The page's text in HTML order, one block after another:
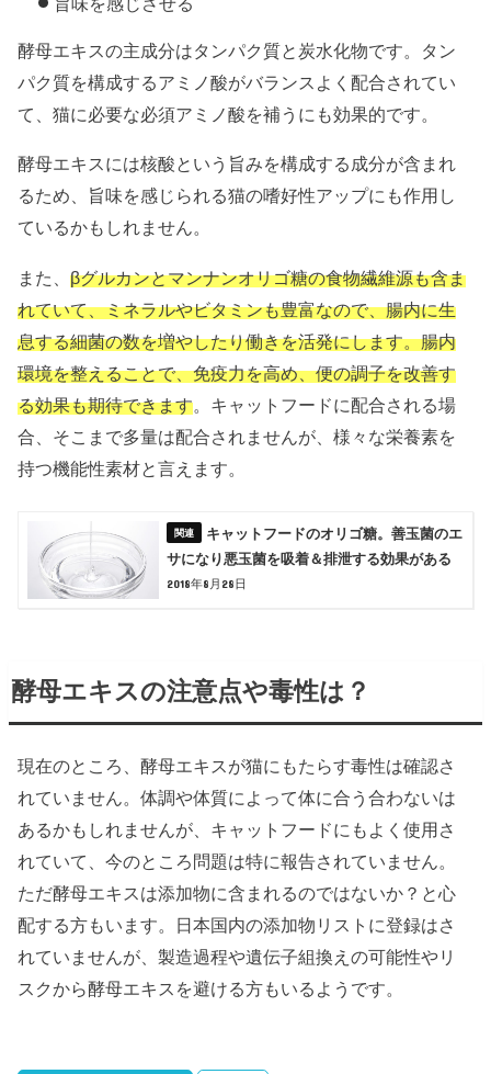
酵母エキスの主成分はタンパク質と炭水化物です。タン
パク質を構成するアミノ酸がバランスよく配合されてい
て、猫に必要な必須アミノ酸を補うにも効果的です。
酵母エキスには核酸という旨みを構成する成分が含まれ
るため、旨味を感じられる猫の嗜好性アップにも作用し
ているかもしれません。
また、βグルカンとマンナンオリゴ糖の食物繊維源も含ま
れていて、ミネラルやビタミンも豊富なので、腸内に生
息する細菌の数を増やしたり働きを活発にします。腸内
環境を整えることで、免疫力を高め、便の調子を改善す
る効果も期待できます。キャットフードに配合される場
合、そこまで多量は配合されませんが、様々な栄養素を
持つ機能性素材と言えます。
キャットフードのオリゴ糖。善玉菌のエ
サになり悪玉菌を吸着＆排泄する効果がある
2018年8月28日
酵母エキスの注意点や毒性は？
現在のところ、酵母エキスが猫にもたらす毒性は確認さ
れていません。体調や体質によって体に合う合わないは
あるかもしれませんが、キャットフードにもよく使用さ
れていて、今のところ問題は特に報告されていません。
ただ酵母エキスは添加物に含まれるのではないか？と心
配する方もいます。日本国内の添加物リストに登録はさ
れていませんが、製造過程や遺伝子組換えの可能性やリ
スクから酵母エキスを避ける方もいるようです。